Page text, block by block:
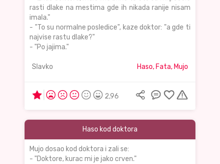
rasti dlake na mestima gde ih nikada ranije nisam
imala."
- "To su normalne posledice", kaze doktor: "a gde ti
najvise rastu dlake?"
- "Po jajima."
Slavko Haso, Fata, Mujo
2,96
Haso kod doktora
Mujo dosao kod doktora i zali se:
- "Doktore, kurac mi je jako crven."